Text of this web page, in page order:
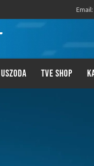
Email:
USZODA TVE SHOP